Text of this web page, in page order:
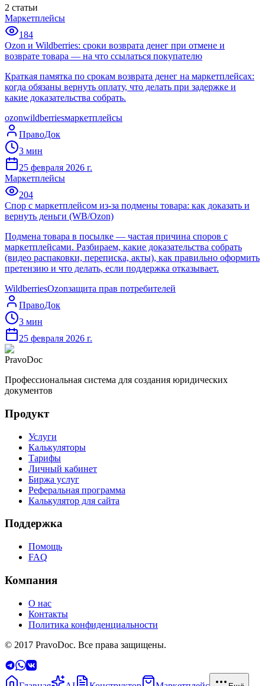
2 статьи
Маркетплейсы
184
Ozon и Wildberries: сроки возврата денег при отмене и
возврате товара — на что ссылаться покупателю
Краткая памятка по срокам возврата денег на маркетплейсах:
когда обязаны вернуть оплату, что делать при задержке и
какие доказательства собрать.
ozonwildberriesмаркетплейсы
ПравоДок
3 мин
25 февраля 2026 г.
Маркетплейсы
204
Спор с маркетплейсом из‑за подмены товара: как доказать и
вернуть деньги (WB/Ozon)
Подмена товара в посылке — частая причина споров с
маркетплейсами. Разбираем, какие доказательства собрать
(видео распаковки, переписка, акты), как правильно оформить
претензию и что делать, если поддержка отказывает.
WildberriesOzonзащита прав потребителей
ПравоДок
3 мин
25 февраля 2026 г.
PravoDoc
Профессиональная система для создания юридических
документов
Продукт
Услуги
Калькуляторы
Тарифы
Личный кабинет
Биржа услуг
Реферальная программа
Калькулятор для сайта
Поддержка
Помощь
FAQ
Компания
О нас
Контакты
Политика конфиденциальности
© 2017 PravoDoc. Все права защищены.